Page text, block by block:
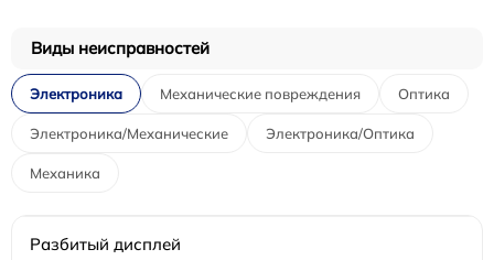
Виды неисправностей
Электроника Механические повреждения Оптика
Электроника/Механические Электроника/Оптика
Механика
Разбитый дисплей